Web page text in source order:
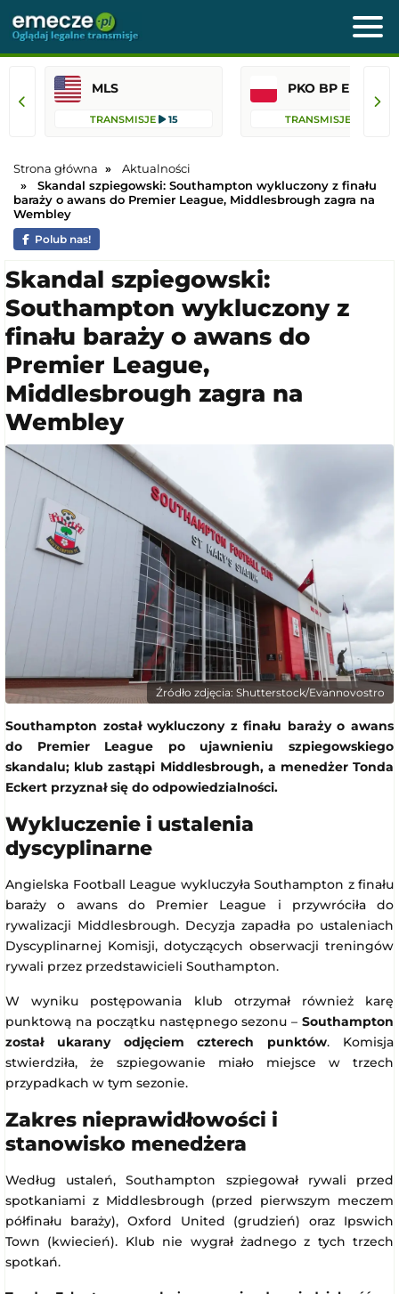
MLS
TRANSMISJE 15 TRANSMISJE
Strona główna
Aktualności
Skandal szpiegowski: Southampton wykluczony z finału
baraży o awans do Premier League, Middlesbrough zagra na
Wembley
Polub nas!
Skandal szpiegowski:
Southampton wykluczony z
finału baraży o awans do
Premier League,
Middlesbrough zagra na
Wembley
Źródło zdjęcia: Shutterstock/Evannovostro
Southampton został wykluczony z finału baraży o awans
do Premier League po ujawnieniu szpiegowskiego
skandalu; klub zastąpi Middlesbrough, a menedżer Tonda
Eckert przyznał się do odpowiedzialności.
Wykluczenie i ustalenia
dyscyplinarne
Angielska Football League wykluczyła Southampton z finału
baraży o awans do Premier League i przywróciła do
rywalizacji Middlesbrough. Decyzja zapadła po ustaleniach
Dyscyplinarnej Komisji, dotyczących obserwacji treningów
rywali przez przedstawicieli Southampton.
W wyniku postępowania klub otrzymał również karę
punktową na początku następnego sezonu – Southampton
został ukarany odjęciem czterech punktów. Komisja
stwierdziła, że szpiegowanie miało miejsce w trzech
przypadkach w tym sezonie.
Zakres nieprawidłowości i
stanowisko menedżera
Według ustaleń, Southampton szpiegował rywali przed
spotkaniami z Middlesbrough (przed pierwszym meczem
półfinału baraży), Oxford United (grudzień) oraz Ipswich
Town (kwiecień). Klub nie wygrał żadnego z tych trzech
spotkań.